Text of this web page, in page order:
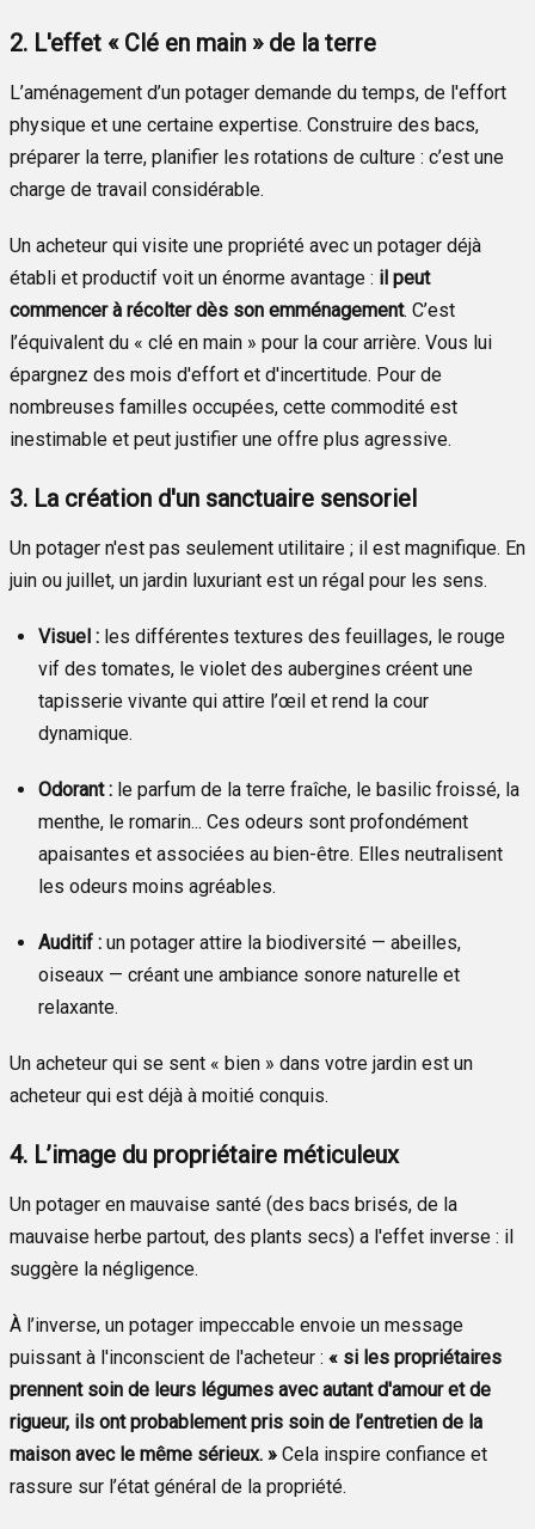
2. L'effet « Clé en main » de la terre
L’aménagement d’un potager demande du temps, de l'effort
physique et une certaine expertise. Construire des bacs,
préparer la terre, planifier les rotations de culture : c’est une
charge de travail considérable.
Un acheteur qui visite une propriété avec un potager déjà
établi et productif voit un énorme avantage : il peut
commencer à récolter dès son emménagement. C’est
l’équivalent du « clé en main » pour la cour arrière. Vous lui
épargnez des mois d'effort et d'incertitude. Pour de
nombreuses familles occupées, cette commodité est
inestimable et peut justifier une offre plus agressive.
3. La création d'un sanctuaire sensoriel
Un potager n'est pas seulement utilitaire ; il est magnifique. En
juin ou juillet, un jardin luxuriant est un régal pour les sens.
Visuel : les différentes textures des feuillages, le rouge
vif des tomates, le violet des aubergines créent une
tapisserie vivante qui attire l’œil et rend la cour
dynamique.
Odorant : le parfum de la terre fraîche, le basilic froissé, la
menthe, le romarin... Ces odeurs sont profondément
apaisantes et associées au bien-être. Elles neutralisent
les odeurs moins agréables.
Auditif : un potager attire la biodiversité — abeilles,
oiseaux — créant une ambiance sonore naturelle et
relaxante.
Un acheteur qui se sent « bien » dans votre jardin est un
acheteur qui est déjà à moitié conquis.
4. L’image du propriétaire méticuleux
Un potager en mauvaise santé (des bacs brisés, de la
mauvaise herbe partout, des plants secs) a l'effet inverse : il
suggère la négligence.
À l’inverse, un potager impeccable envoie un message
puissant à l'inconscient de l'acheteur : « si les propriétaires
prennent soin de leurs légumes avec autant d'amour et de
rigueur, ils ont probablement pris soin de l’entretien de la
maison avec le même sérieux. » Cela inspire confiance et
rassure sur l’état général de la propriété.